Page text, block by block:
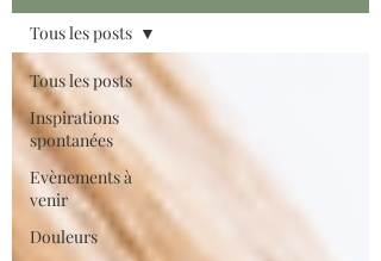
Tous les posts
Inspirations
spontanées
Evènements à
venir
Douleurs
Tous les posts